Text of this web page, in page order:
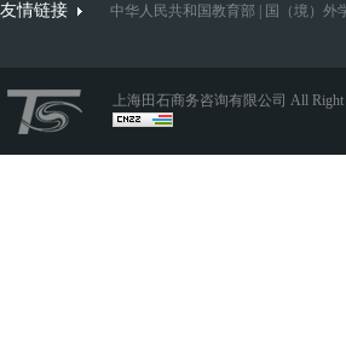
友情链接 中华人民共和国教育部 国（境）外
上海田石商务咨询有限公司 All Right